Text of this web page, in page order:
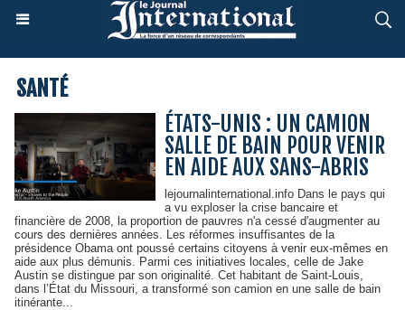
SANTÉ
ÉTATS-UNIS : UN CAMION
SALLE DE BAIN POUR VENIR
EN AIDE AUX SANS-ABRIS
lejournalinternational.info Dans le pays qui
a vu exploser la crise bancaire et
financière de 2008, la proportion de pauvres n'a cessé d'augmenter au
cours des dernières années. Les réformes insuffisantes de la
présidence Obama ont poussé certains citoyens à venir eux-mêmes en
aide aux plus démunis. Parmi ces initiatives locales, celle de Jake
Austin se distingue par son originalité. Cet habitant de Saint-Louis,
dans l’État du Missouri, a transformé son camion en une salle de bain
itinérante...